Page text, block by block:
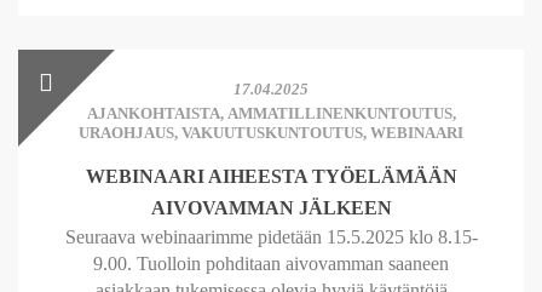
17.04.2025
AJANKOHTAISTA, AMMATILLINENKUNTOUTUS,
URAOHJAUS, VAKUUTUSKUNTOUTUS, WEBINAARI
WEBINAARI AIHEESTA TYÖELÄMÄÄN
AIVOVAMMAN JÄLKEEN
Seuraava webinaarimme pidetään 15.5.2025 klo 8.15-
9.00. Tuolloin pohditaan aivovamman saaneen